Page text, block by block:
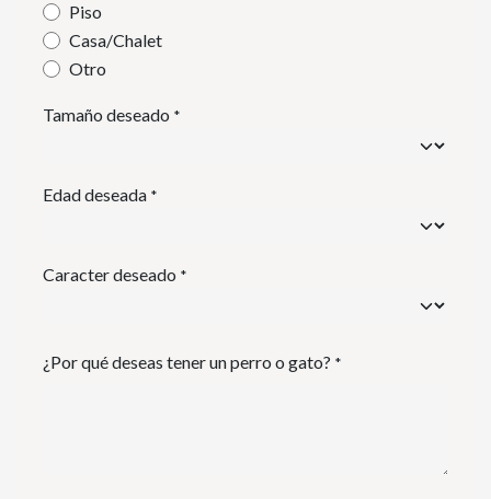
Piso
Casa/Chalet
Otro
Tamaño deseado *
Edad deseada *
Caracter deseado *
¿Por qué deseas tener un perro o gato? *